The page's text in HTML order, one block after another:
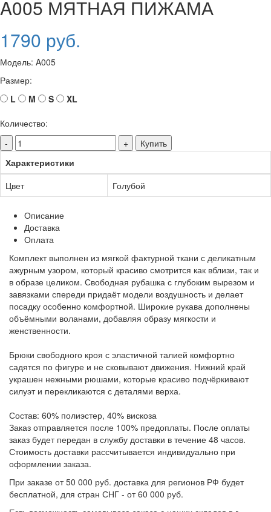
A005 МЯТНАЯ ПИЖАМА
1790 руб.
Модель: A005
Размер:
L
M S
XL
Количество:
-
+
Купить
Характеристики
Цвет
Голубой
Описание
Доставка
Оплата
Комплект выполнен из мягкой фактурной ткани с деликатным
ажурным узором, который красиво смотрится как вблизи, так и
в образе целиком. Свободная рубашка с глубоким вырезом и
завязками спереди придаёт модели воздушность и делает
посадку особенно комфортной. Широкие рукава дополнены
объёмными воланами, добавляя образу мягкости и
женственности.
Брюки свободного кроя с эластичной талией комфортно
садятся по фигуре и не сковывают движения. Нижний край
украшен нежными рюшами, которые красиво подчёркивают
силуэт и перекликаются с деталями верха.
Состав: 60% полиэстер, 40% вискоза
Заказ отправляется после 100% предоплаты. После оплаты
заказ будет передан в службу доставки в течение 48 часов.
Стоимость доставки рассчитывается индивидуально при
оформлении заказа.
При заказе от 50 000 руб. доставка для регионов РФ будет
бесплатной, для стран СНГ - от 60 000 руб.